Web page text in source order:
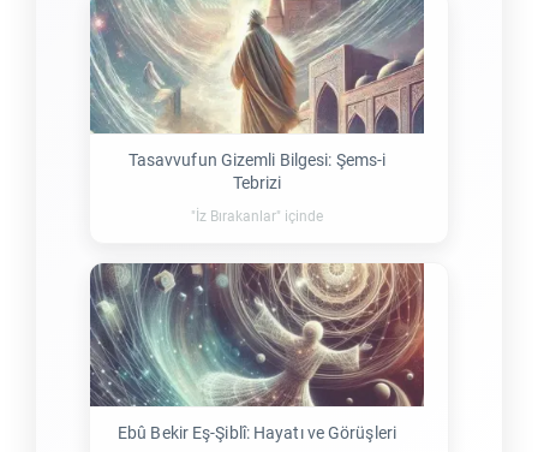
Tasavvufun Gizemli Bilgesi: Şems-i
Tebrizi
"İz Bırakanlar" içinde
Ebû Bekir Eş-Şiblî: Hayatı ve Görüşleri